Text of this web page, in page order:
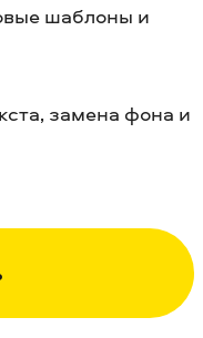
шаблоны и
замена фона и